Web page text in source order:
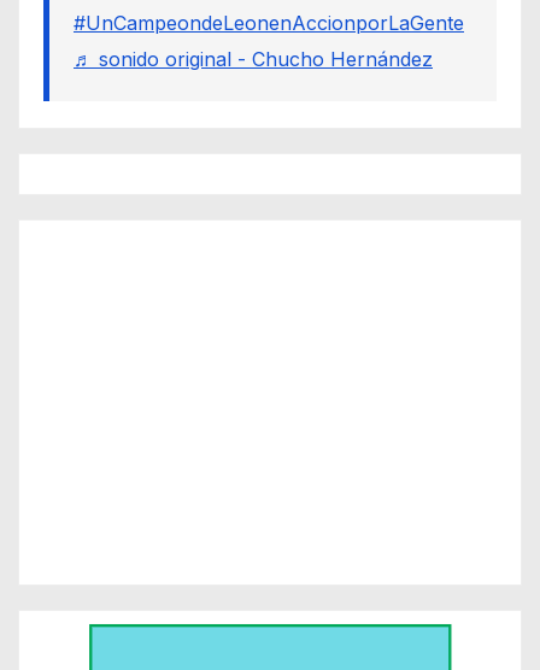
#UnCampeondeLeonenAccionporLaGente
♬ sonido original - Chucho Hernández